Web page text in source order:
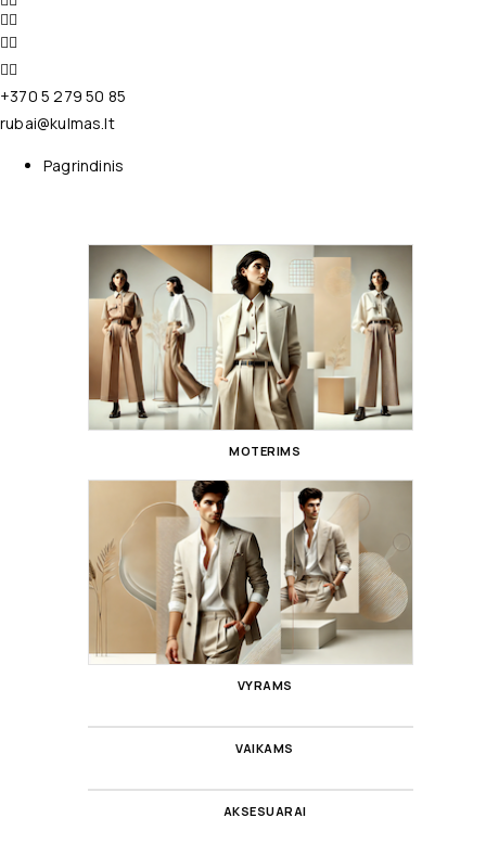
+370 5 279 50 85
rubai@kulmas.lt
Pagrindinis
MOTERIMS
VYRAMS
VAIKAMS
AKSESUARAI